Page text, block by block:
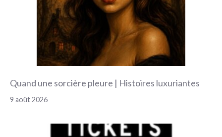
Quand une sorcière pleure | Histoires luxuriantes
9 août 2026